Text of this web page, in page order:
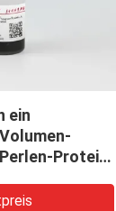
Protein-
Protein-A/G